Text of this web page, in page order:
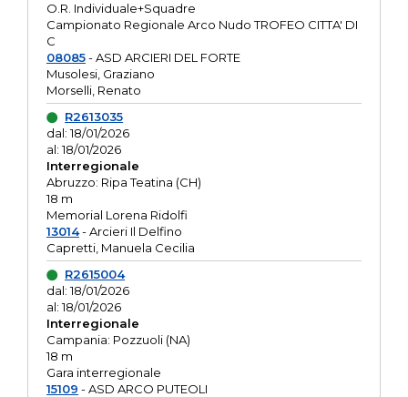
O.R. Individuale+Squadre
Campionato Regionale Arco Nudo TROFEO CITTA' DI
C
08085- ASD ARCIERI DEL FORTE
Musolesi, Graziano
Morselli, Renato
R2613035
dal: 18/01/2026
al: 18/01/2026
Interregionale
Abruzzo: Ripa Teatina (CH)
18 m
Memorial Lorena Ridolfi
13014- Arcieri Il Delfino
Capretti, Manuela Cecilia
R2615004
dal: 18/01/2026
al: 18/01/2026
Interregionale
Campania: Pozzuoli (NA)
18 m
Gara interregionale
15109 - ASD ARCO PUTEOLI